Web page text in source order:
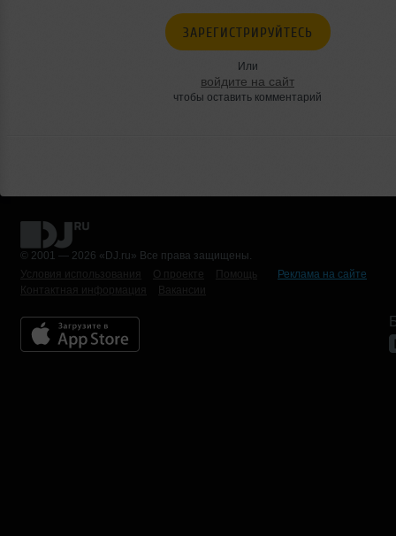
ЗАРЕГИСТРИРУЙТЕСЬ
Или
войдите на сайт
чтобы оставить комментарий
© 2001 — 2026 «DJ.ru» Все права защищены.
Условия использования
О проекте Помощь
Реклама на сайте
Контактная информация
Вакансии